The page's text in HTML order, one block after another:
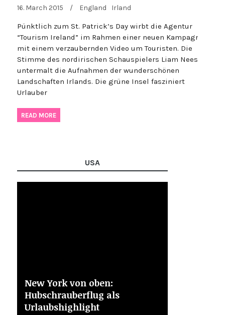
16. March 2015 / England Irland
Pünktlich zum St. Patrick’s Day wirbt die Agentur
“Tourism Ireland” im Rahmen einer neuen Kampagne
mit einem verzaubernden Video um Touristen. Die
Stimme des nordirischen Schauspielers Liam Neeson
untermalt die Aufnahmen der wunderschönen
Landschaften Irlands. Die grüne Insel fasziniert
Urlauber
READ MORE
USA
New York von oben:
Hubschrauberflug als
Urlaubshighlight